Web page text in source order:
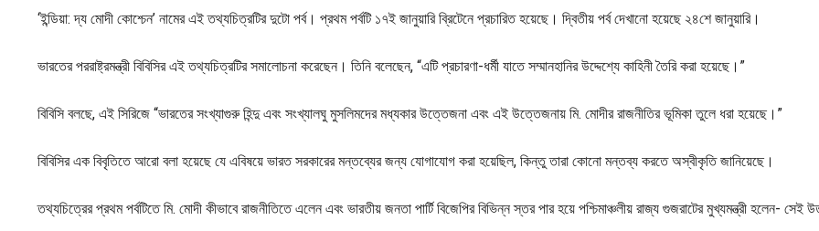
‘ইন্ডিয়া: দ্য মোদী কোশ্চেন’ নামের এই তথ্যচিত্রটির দুটো পর্ব। প্রথম পর্বটি ১৭ই জানুয়ারি ব্রিটেনে প্রচারিত হয়েছে। দ্বিতীয় পর্ব দেখানো হয়েছে ২৪শে জানুয়ারি।
ভারতের পররাষ্ট্রমন্ত্রী বিবিসির এই তথ্যচিত্রটির সমালোচনা করেছেন। তিনি বলেছেন, “এটি প্রচারণা-ধর্মী যাতে সম্মানহানির উদ্দেশ্যে কাহিনী তৈরি করা হয়েছে।”
বিবিসি বলছে, এই সিরিজে “ভারতের সংখ্যাগুরু হিন্দু এবং সংখ্যালঘু মুসলিমদের মধ্যকার উত্তেজনা এবং এই উত্তেজনায় মি. মোদীর রাজনীতির ভূমিকা তুলে ধরা হয়েছে।”
বিবিসির এক বিবৃতিতে আরো বলা হয়েছে যে এবিষয়ে ভারত সরকারের মন্তব্যের জন্য যোগাযোগ করা হয়েছিল, কিন্তু তারা কোনো মন্তব্য করতে অস্বীকৃতি জানিয়েছে।
তথ্যচিত্রের প্রথম পর্বটিতে মি. মোদী কীভাবে রাজনীতিতে এলেন এবং ভারতীয় জনতা পার্টি বিজেপির বিভিন্ন স্তর পার হয়ে পশ্চিমাঞ্চলীয় রাজ্য গুজরাটের মুখ্যমন্ত্রী হলেন- সেই